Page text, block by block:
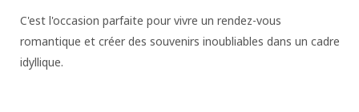
C'est l'occasion parfaite pour vivre un rendez-vous
romantique et créer des souvenirs inoubliables dans un cadre
idyllique.